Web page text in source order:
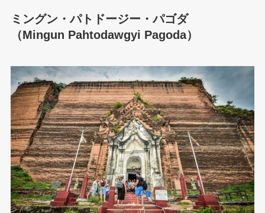
ミングン・パトドージー・パゴダ
（Mingun Pahtodawgyi Pagoda）